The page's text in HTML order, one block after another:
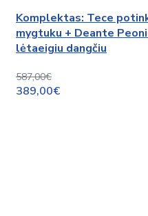
Komplektas: Tece
mygtuku + Deante
lėtaeigiu dangčiu
587,00€
389,00€